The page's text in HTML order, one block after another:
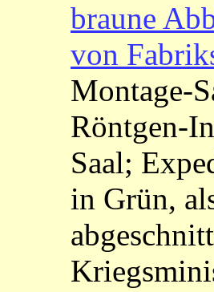
braune
von
Montage-
Röntgen-
Saal;
in Grün,